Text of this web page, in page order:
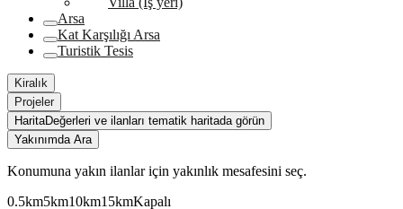
Arsa
Kat Karşılığı Arsa
Turistik Tesis
Kiralık
Projeler
HaritaDeğerleri ve ilanları tematik haritada görün
Yakınımda Ara
Konumuna yakın ilanlar için yakınlık mesafesini seç.
0.5km5km10km15kmKapalı